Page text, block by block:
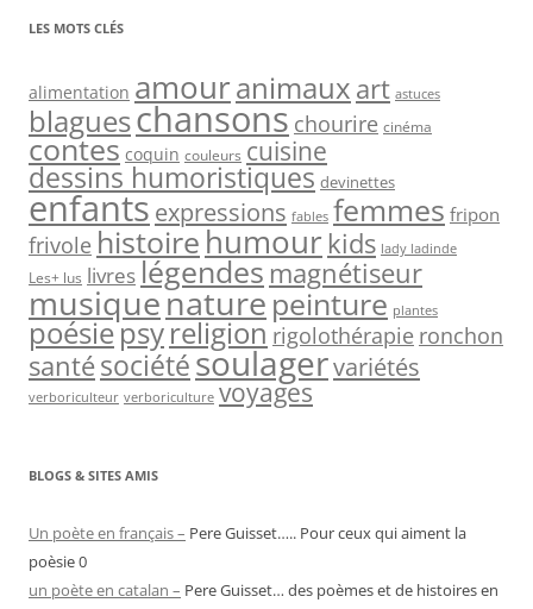
LES MOTS CLÉS
alimentation amouranimaux art astuces
blagueschansons chourire cinéma
contes coquin couleurs cuisine
dessins humoristiques devinettes
enfantsexpressions fables femmes fripon
frivole histoire humour kids lady ladinde
Les+ lus livreslégendes magnétiseur
musiquenature peinture plantes
poésiepsyreligion rigolothérapie ronchon
santésociétésoulagervariétés
verboriculteur verboriculture voyages
BLOGS & SITES AMIS
Un poète en français – Pere Guisset….. Pour ceux qui aiment la
poèsie 0
un poète en catalan – Pere Guisset… des poèmes et de histoires en